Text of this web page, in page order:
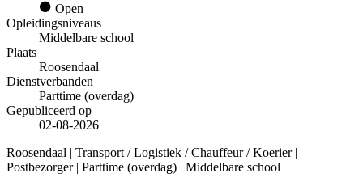
Open
Opleidingsniveaus
Middelbare school
Plaats
Roosendaal
Dienstverbanden
Parttime (overdag)
Gepubliceerd op
02-08-2026
Roosendaal | Transport / Logistiek / Chauffeur / Koerier |
Postbezorger | Parttime (overdag) | Middelbare school